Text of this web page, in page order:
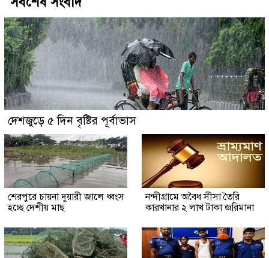
দেশজুড়ে ৫ দিন বৃষ্টির পূর্বাভাস
শেরপুরে চায়না দুয়ারী জালে ধ্বংস
হচ্ছে দেশীয় মাছ
নন্দীগ্রামে অবৈধ সীসা তৈরি
কারখানার ২ লাখ টাকা জরিমানা